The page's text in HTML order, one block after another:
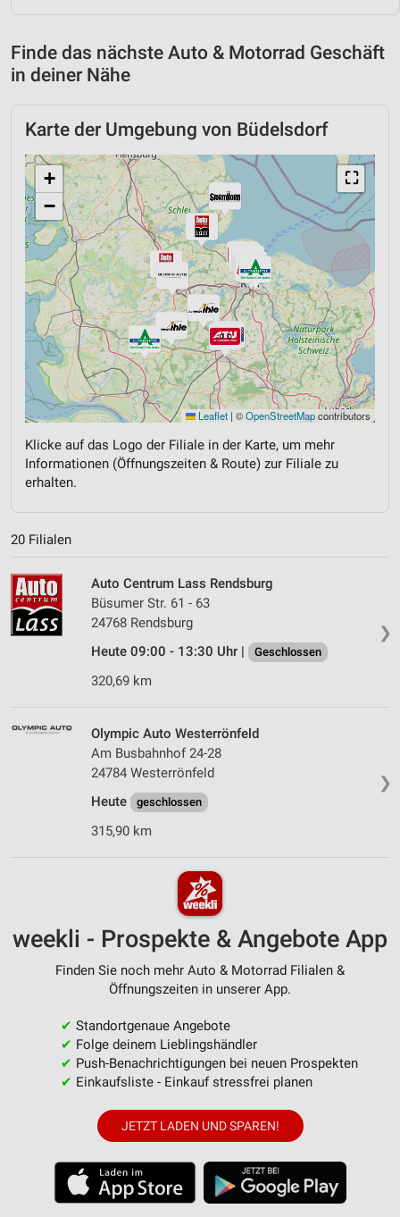
Finde das nächste Auto & Motorrad Geschäft
in deiner Nähe
Karte der Umgebung von Büdelsdorf
⛶
+
−
Leaflet | ©OpenStreetMapcontributors
Klicke auf das Logo der Filiale in der Karte, um mehr
Informationen (Öffnungszeiten & Route) zur Filiale zu
erhalten.
20 Filialen
❯
Auto Centrum Lass Rendsburg
Büsumer Str. 61 - 63
24768 Rendsburg
Heute 09:00 - 13:30 Uhr |
Geschlossen
320,69 km
❯
Olympic Auto Westerrönfeld
Am Busbahnhof 24-28
24784 Westerrönfeld
Heute
geschlossen
315,90 km
weekli - Prospekte & Angebote App
Finden Sie noch mehr Auto & Motorrad Filialen &
Öffnungszeiten in unserer App.
✔ Standortgenaue Angebote
✔ Folge deinem Lieblingshändler
✔ Push-Benachrichtigungen bei neuen Prospekten
✔ Einkaufsliste - Einkauf stressfrei planen
JETZT LADEN UND SPAREN!